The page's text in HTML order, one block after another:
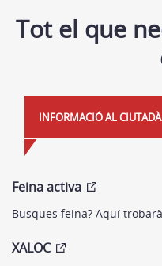
Tot el que
INFORMACIÓ AL CIUTADÀ
Feina activa
Busques feina? Aquí
XALOC